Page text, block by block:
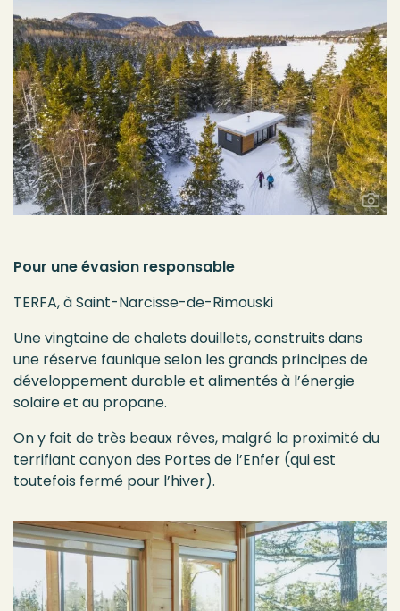
Pour une évasion responsable
TERFA, à Saint-Narcisse-de-Rimouski
Une vingtaine de chalets douillets, construits dans
une réserve faunique selon les grands principes de
développement durable et alimentés à l’énergie
solaire et au propane.
On y fait de très beaux rêves, malgré la proximité du
terrifiant canyon des Portes de l’Enfer (qui est
toutefois fermé pour l’hiver).